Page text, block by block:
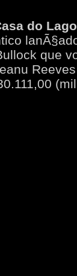
do Lago
que